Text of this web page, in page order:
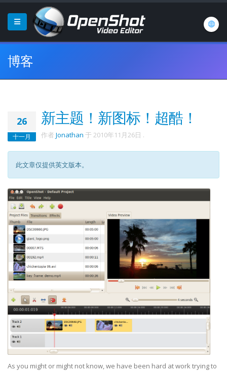
博客
26
十一月
新主题！新图标！超酷！
作者 Jonathan 于 2010年11月26日 .
此文章仅提供英文版本。
As you might or might not know, we have been hard at work trying to